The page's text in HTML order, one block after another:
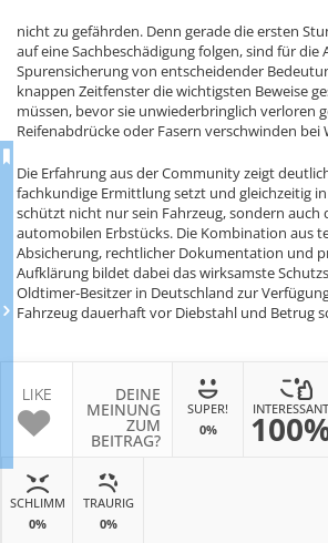
nicht zu gefährden. Denn gerade die ersten
auf eine Sachbeschädigung folgen, sind für die
Spurensicherung von entscheidender
knappen Zeitfenster die wichtigsten Beweise
müssen, bevor sie unwiederbringlich verloren
Reifenabdrücke oder Fasern verschwinden bei
Die Erfahrung aus der Community zeigt
fachkundige Ermittlung setzt und gleichzeitig
schützt nicht nur sein Fahrzeug, sondern auch
automobilen Erbstücks. Die Kombination aus
Absicherung, rechtlicher Dokumentation und
Aufklärung bildet dabei das wirksamste
Oldtimer-Besitzer in Deutschland zur
Fahrzeug dauerhaft vor Diebstahl und Betrug
LIKE DEINE
MEINUNG
ZUM
BEITRAG?
SUPER!
0%
INTERESSANT
SCHLIMM
0%
TRAURIG
0%